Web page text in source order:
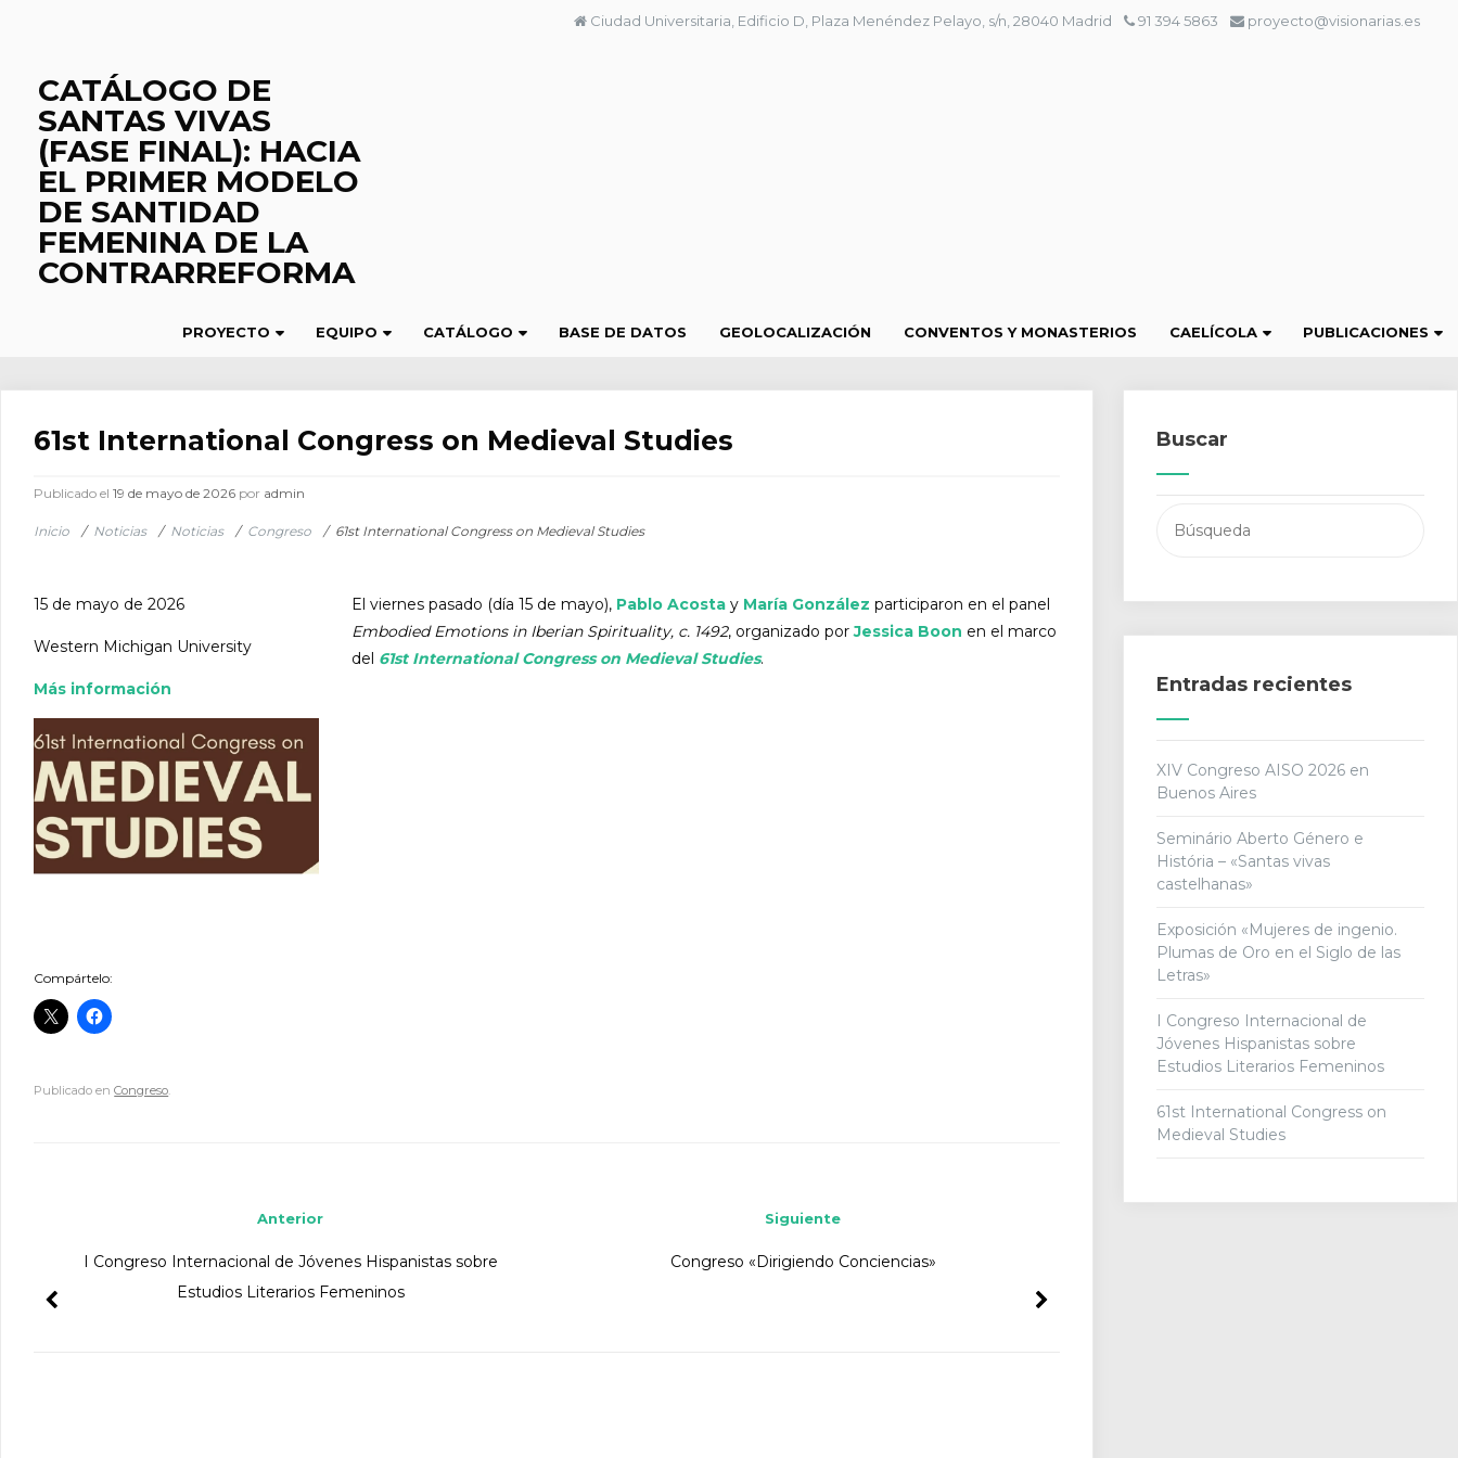
Ciudad Universitaria, Edificio D, Plaza Menéndez Pelayo, s/n, 28040 Madrid 91 394 5863 proyecto@visionarias.es
CATÁLOGO DE
SANTAS VIVAS
(FASE FINAL): HACIA
EL PRIMER MODELO
DE SANTIDAD
FEMENINA DE LA
CONTRARREFORMA
PROYECTO EQUIPO CATÁLOGO BASE DE DATOS GEOLOCALIZACIÓN CONVENTOS Y MONASTERIOS CAELÍCOLA PUBLICACIONES
61st International Congress on Medieval Studies
Publicado el19 de mayo de 2026 por admin
Inicio / Noticias / Noticias / Congreso / 61st International Congress on Medieval Studies
15 de mayo de 2026
Western Michigan University
Más información
El viernes pasado (día 15 de mayo), Pablo Acosta y María González participaron en el panel
Embodied Emotions in Iberian Spirituality, c. 1492, organizado porJessica Boon en el marco
del 61st International Congress on Medieval Studies.
Compártelo:
Publicado enCongreso.
Siguiente
Congreso «Dirigiendo Conciencias»
Anterior
I Congreso Internacional de Jóvenes Hispanistas sobre
Estudios Literarios Femeninos
Buscar
Entradas recientes
XIV Congreso AISO 2026 en
Buenos Aires
Seminário Aberto Género e
História – «Santas vivas
castelhanas»
Exposición «Mujeres de ingenio.
Plumas de Oro en el Siglo de las
Letras»
I Congreso Internacional de
Jóvenes Hispanistas sobre
Estudios Literarios Femeninos
61st International Congress on
Medieval Studies